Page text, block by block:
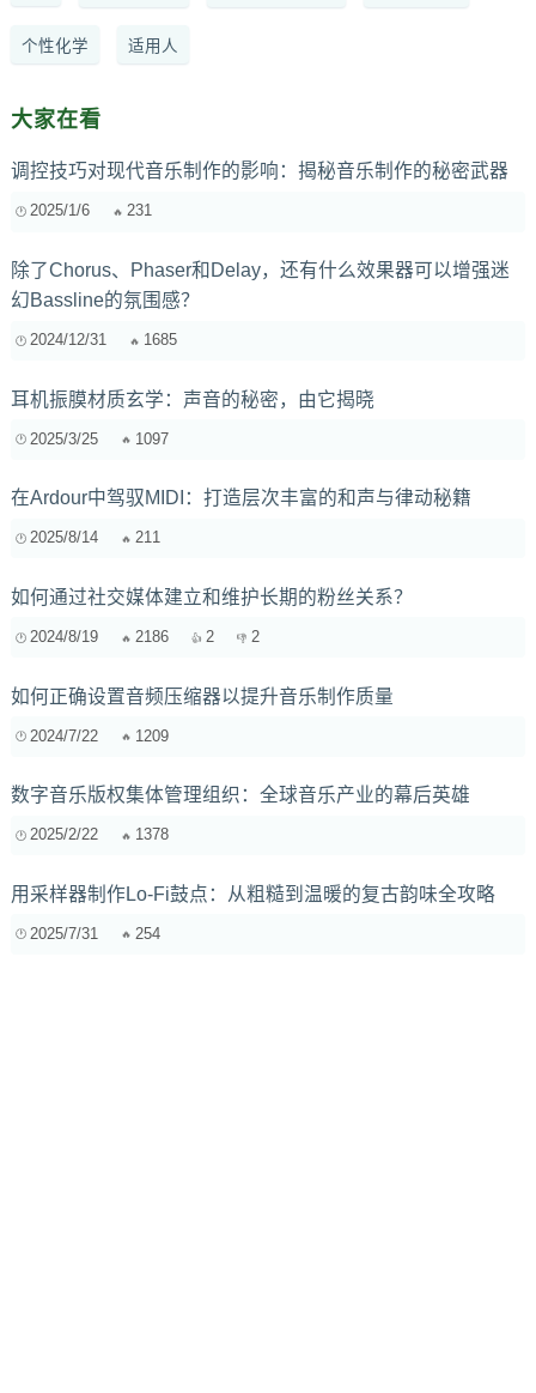
个性化学 适用人
大家在看
调控技巧对现代音乐制作的影响：揭秘音乐制作的秘密武器
2025/1/6 231
除了Chorus、Phaser和Delay，还有什么效果器可以增强迷
幻Bassline的氛围感？
2024/12/31 1685
耳机振膜材质玄学：声音的秘密，由它揭晓
2025/3/25 1097
在Ardour中驾驭MIDI：打造层次丰富的和声与律动秘籍
2025/8/14 211
如何通过社交媒体建立和维护长期的粉丝关系？
2024/8/19 2186 2 2
如何正确设置音频压缩器以提升音乐制作质量
2024/7/22 1209
数字音乐版权集体管理组织：全球音乐产业的幕后英雄
2025/2/22 1378
用采样器制作Lo-Fi鼓点：从粗糙到温暖的复古韵味全攻略
2025/7/31 254